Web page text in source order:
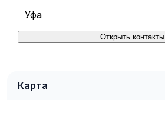
Уфа
Открыть контакты
Карта